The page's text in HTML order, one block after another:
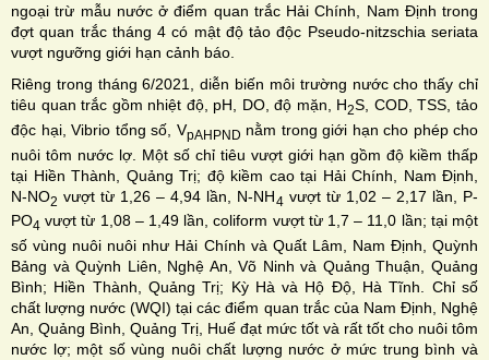
ngoại trừ mẫu nước ở điểm quan trắc Hải Chính, Nam Định trong
đợt quan trắc tháng 4 có mật độ tảo độc Pseudo-nitzschia seriata
vượt ngưỡng giới hạn cảnh báo.
Riêng trong tháng 6/2021, diễn biến môi trường nước cho thấy chỉ
tiêu quan trắc gồm nhiệt độ, pH, DO, độ mặn, H2S, COD, TSS, tảo
độc hại, Vibrio tổng số, VpAHPND nằm trong giới hạn cho phép cho
nuôi tôm nước lợ. Một số chỉ tiêu vượt giới hạn gồm độ kiềm thấp
tại Hiền Thành, Quảng Trị; độ kiềm cao tại Hải Chính, Nam Định,
N-NO2 vượt từ 1,26 – 4,94 lần, N-NH4 vượt từ 1,02 – 2,17 lần, P-
PO4 vượt từ 1,08 – 1,49 lần, coliform vượt từ 1,7 – 11,0 lần; tại một
số vùng nuôi nuôi như Hải Chính và Quất Lâm, Nam Định, Quỳnh
Bảng và Quỳnh Liên, Nghệ An, Võ Ninh và Quảng Thuận, Quảng
Bình; Hiền Thành, Quảng Trị; Kỳ Hà và Hộ Độ, Hà Tĩnh. Chỉ số
chất lượng nước (WQI) tại các điểm quan trắc của Nam Định, Nghệ
An, Quảng Bình, Quảng Trị, Huế đạt mức tốt và rất tốt cho nuôi tôm
nước lợ; một số vùng nuôi chất lượng nước ở mức trung bình và